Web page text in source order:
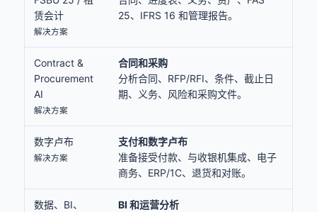
赁会计
解决方案
25、IFRS 16 和管理报告。
Contract &
Procurement
AI
解决方案
合同和采购
分析合同、RFP/RFI、条件、截止日
期、义务、风险和采购文件。
数字卢布
解决方案
支付和数字卢布
准备接受付款、与收银机集成、电子
商务、ERP/1C、退货和对账。
数据、BI、
BI 和运营分析